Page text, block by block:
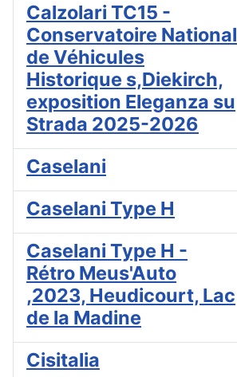
Calzolari TC15 -
Conservatoire National
de Véhicules
Historique s,Diekirch,
exposition Eleganza su
Strada 2025-2026
Caselani
Caselani Type H
Caselani Type H -
Rétro Meus'Auto
,2023, Heudicourt, Lac
de la Madine
Cisitalia